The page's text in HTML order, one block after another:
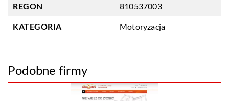
REGON 810537003
KATEGORIA Motoryzacja
Podobne firmy